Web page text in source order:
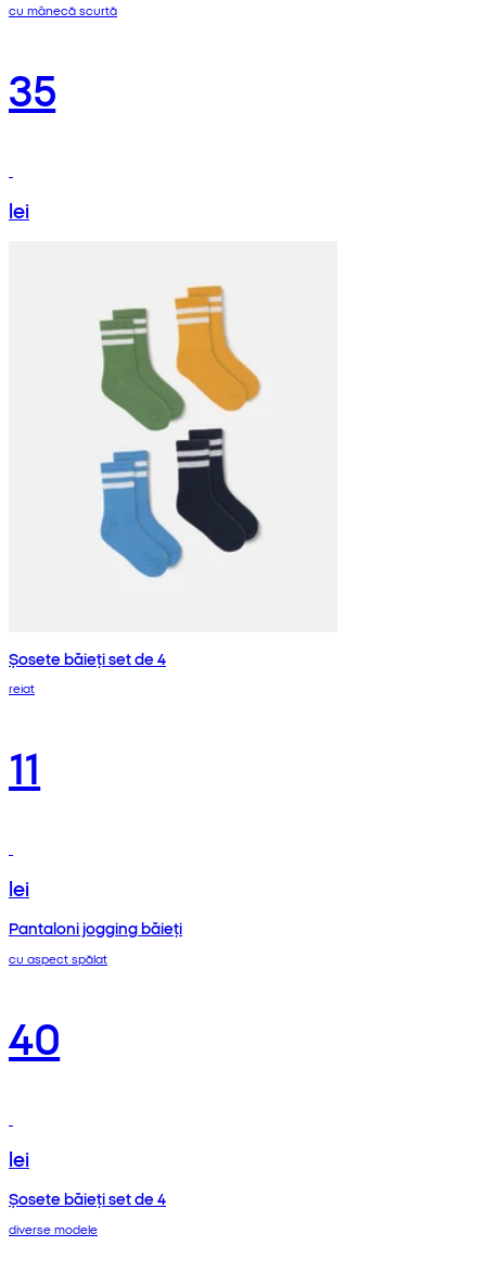
cu mânecă scurtă
35
lei
Șosete băieți set de 4
reiat
11
lei
Pantaloni jogging băieți
cu aspect spălat
40
lei
Șosete băieți set de 4
diverse modele